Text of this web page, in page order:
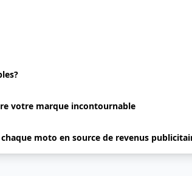
votre marque incontournable
moto en source de revenus